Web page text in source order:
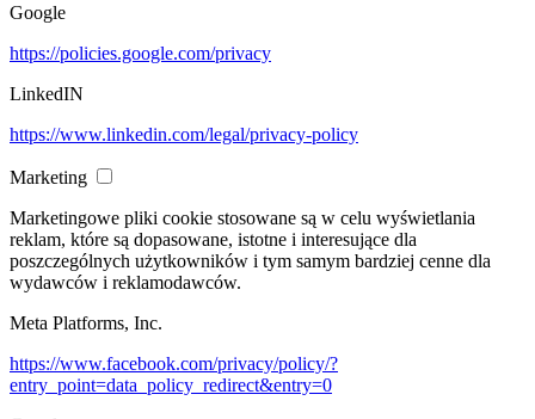
Google
https://policies.google.com/privacy
LinkedIN
https://www.linkedin.com/legal/privacy-policy
Marketing
Marketingowe pliki cookie stosowane są w celu wyświetlania
reklam, które są dopasowane, istotne i interesujące dla
poszczególnych użytkowników i tym samym bardziej cenne dla
wydawców i reklamodawców.
Meta Platforms, Inc.
https://www.facebook.com/privacy/policy/?
entry_point=data_policy_redirect&entry=0